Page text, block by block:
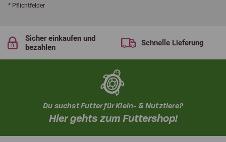
* Pflichtfelder
Sicher einkaufen und
bezahlen
Schnelle Lieferung
Du suchst Futter für Klein- & Nutztiere?
Hier gehts zum Futtershop!